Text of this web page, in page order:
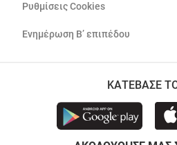
Ρυθμίσεις Cookies
Ενημέρωση Β’ επιπέδου
ΚΑΤΕΒΑΣΕ